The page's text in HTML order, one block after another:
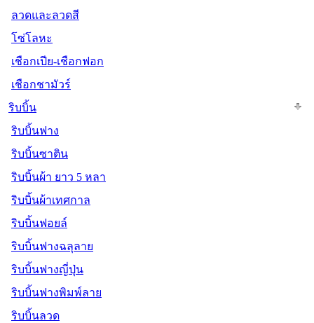
ลวดและลวดสี
โซ่โลหะ
เชือกเปีย-เชือกฟอก
เชือกชามัวร์
ริบบิ้น
ริบบิ้นฟาง
ริบบิ้นซาติน
ริบบิ้นผ้า ยาว 5 หลา
ริบบิ้นผ้าเทศกาล
ริบบิ้นฟอยล์
ริบบิ้นฟางฉลุลาย
ริบบิ้นฟางญี่ปุ่น
ริบบิ้นฟางพิมพ์ลาย
ริบบิ้นลวด